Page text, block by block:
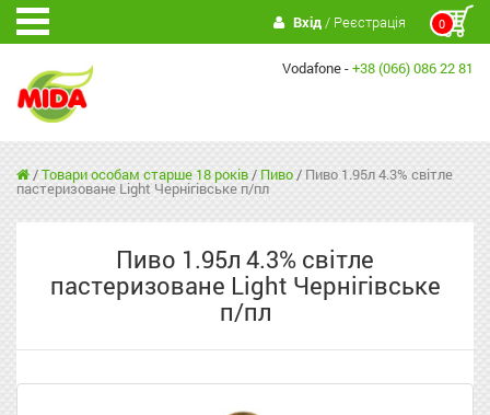
0
Вхід/ Реєстрація
Vodafone -+38 (066) 086 22 81
/Товари особам старше 18 років/ Пиво/ Пиво 1.95л 4.3% світле
пастеризоване Light Чернігівське п/пл
Пиво 1.95л 4.3% світле
пастеризоване Light Чернігівське
п/пл